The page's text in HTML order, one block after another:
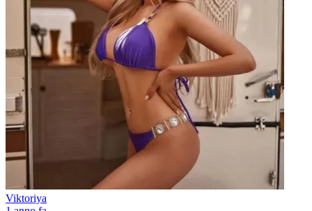
Viktoriya